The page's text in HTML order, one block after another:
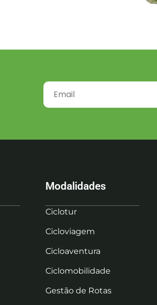
Modalidades
Ciclotur
Cicloviagem
Cicloaventura
Ciclomobilidade
Gestão de Rotas